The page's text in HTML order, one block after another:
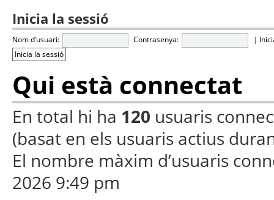
Inicia la sessió
Nom d’usuari: Contrasenya: |
Qui està connectat
En total hi ha 120 usuaris
(basat en els usuaris actius
El nombre màxim d’usuaris
2026 9:49 pm